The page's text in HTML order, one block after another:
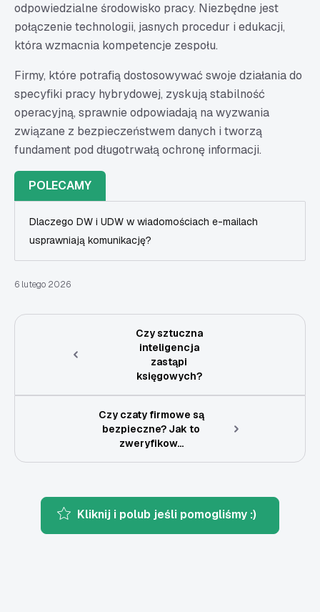
odpowiedzialne środowisko pracy. Niezbędne jest
połączenie technologii, jasnych procedur i edukacji,
która wzmacnia kompetencje zespołu.
Firmy, które potrafią dostosowywać swoje działania do
specyfiki pracy hybrydowej, zyskują stabilność
operacyjną, sprawnie odpowiadają na wyzwania
związane z bezpieczeństwem danych i tworzą
fundament pod długotrwałą ochronę informacji.
POLECAMY
Dlaczego DW i UDW w wiadomościach e-mailach
usprawniają komunikację?
6 lutego 2026
Czy sztuczna
inteligencja
zastąpi
księgowych?
Czy czaty firmowe są
bezpieczne? Jak to
zweryfikow...
Kliknij i polub jeśli pomogliśmy :)